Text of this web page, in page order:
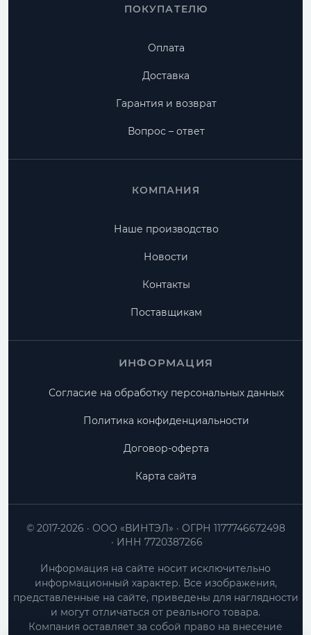
ПОКУПАТЕЛЮ
Оплата
Доставка
Гарантия и возврат
Вопрос – ответ
КОМПАНИЯ
Наше производство
Новости
Контакты
Поставщикам
ИНФОРМАЦИЯ
Согласие на обработку персональных данных
Политика конфиденциальности
Договор-оферта
Карта сайта
ООО «ВИНТЭЛ»
ОГРН 1177746672498
ИНН 7720387266
© 2017-2026
Информация на сайте носит исключительно
информационный характер. Все изображения,
представленные на сайте, приведены для наглядности
и могут отличаться от реального товара.
Компания оставляет за собой право на внесение